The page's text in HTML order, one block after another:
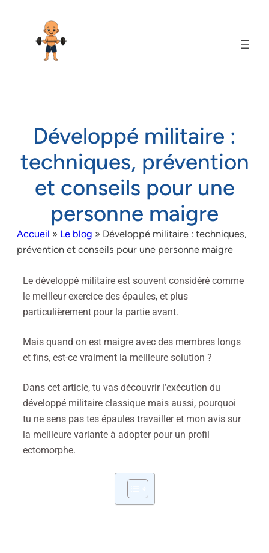
Développé militaire :
techniques, prévention
et conseils pour une
personne maigre
Accueil » Le blog » Développé militaire : techniques,
prévention et conseils pour une personne maigre
Le développé militaire est souvent considéré comme
le meilleur exercice des épaules, et plus
particulièrement pour la partie avant.
Mais quand on est maigre avec des membres longs
et fins, est-ce vraiment la meilleure solution ?
Dans cet article, tu vas découvrir l’exécution du
développé militaire classique mais aussi, pourquoi
tu ne sens pas tes épaules travailler et mon avis sur
la meilleure variante à adopter pour un profil
ectomorphe.